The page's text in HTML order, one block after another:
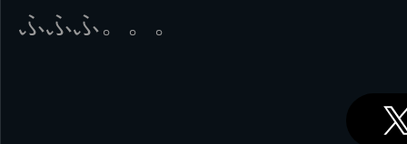
ふふふ。。。